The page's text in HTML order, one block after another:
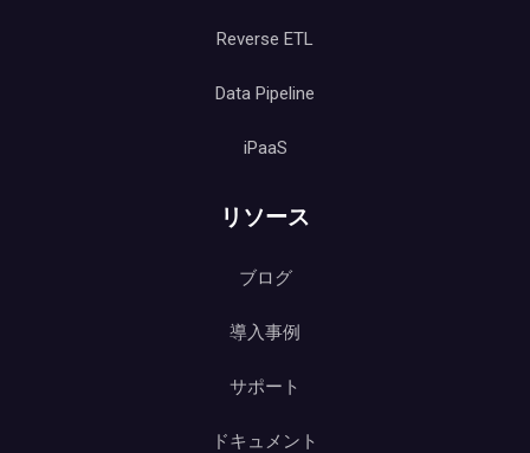
Reverse ETL
Data Pipeline
iPaaS
リソース
ブログ
導入事例
サポート
ドキュメント